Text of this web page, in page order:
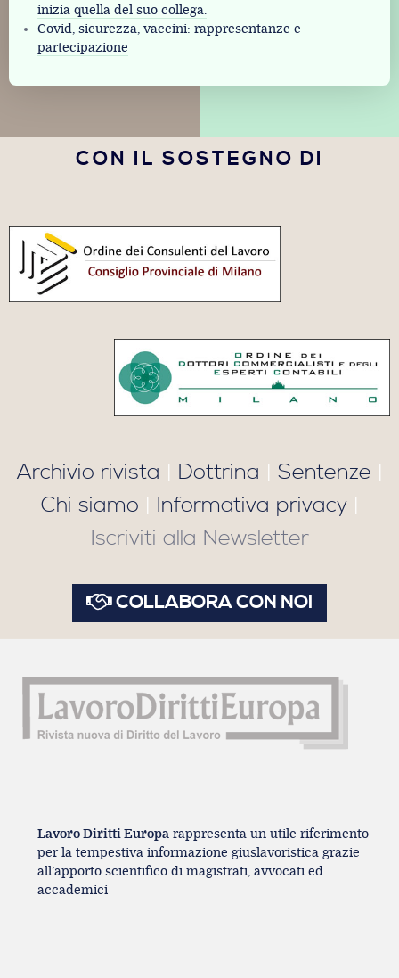
inizia quella del suo collega.
Covid, sicurezza, vaccini: rappresentanze e
partecipazione
CON IL SOSTEGNO DI
Archivio rivista | Dottrina | Sentenze |
Chi siamo | Informativa privacy|
Iscriviti alla Newsletter
COLLABORA CON NOI
Lavoro Diritti Europa rappresenta un utile riferimento
per la tempestiva informazione giuslavoristica grazie
all’apporto scientifico di magistrati, avvocati ed
accademici